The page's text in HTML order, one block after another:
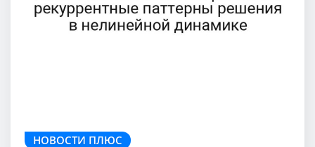
НОВОСТИ ПЛЮС